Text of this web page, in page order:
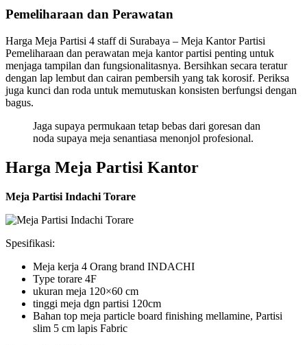
Pemeliharaan dan Perawatan
Harga Meja Partisi 4 staff di Surabaya – Meja Kantor Partisi
Pemeliharaan dan perawatan meja kantor partisi penting untuk
menjaga tampilan dan fungsionalitasnya. Bersihkan secara teratur
dengan lap lembut dan cairan pembersih yang tak korosif. Periksa
juga kunci dan roda untuk memutuskan konsisten berfungsi dengan
bagus.
Jaga supaya permukaan tetap bebas dari goresan dan
noda supaya meja senantiasa menonjol profesional.
Harga Meja Partisi Kantor
Meja Partisi Indachi Torare
Spesifikasi:
Meja kerja 4 Orang brand INDACHI
Type torare 4F
ukuran meja 120×60 cm
tinggi meja dgn partisi 120cm
Bahan top meja particle board finishing mellamine, Partisi
slim 5 cm lapis Fabric